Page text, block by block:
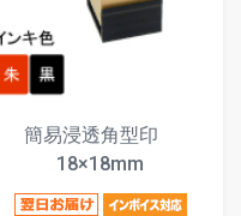
簡易浸透角型印
18×18mm